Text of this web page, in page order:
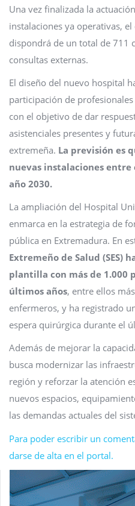
Una vez finalizada la
instalaciones ya operativas,
dispondrá de un total de 711
consultas externas.
El diseño del nuevo hospital
participación de
con el objetivo de dar
asistenciales presentes y
extremeña. La previsión es
nuevas instalaciones
año 2030.
La ampliación del Hospital
enmarca en la estrategia de
pública en Extremadura. En
Extremeño de Salud (SES)
plantilla con más de 1.000
últimos años, entre ellos
enfermeros, y ha registrado
espera quirúrgica durante el
Además de mejorar la
busca modernizar las
región y reforzar la atención
nuevos espacios,
las demandas actuales del
Para poder escribir un
darse de alta en el portal.